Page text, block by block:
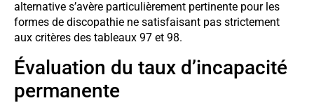
alternative s’avère particulièrement pertinente pour les
formes de discopathie ne satisfaisant pas strictement
aux critères des tableaux 97 et 98.
Évaluation du taux d’incapacité
permanente